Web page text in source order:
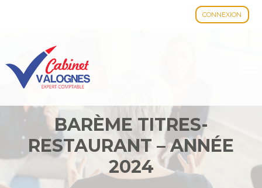
CONNEXION
Aller
contenu
BARÈME TITRES-
RESTAURANT – ANNÉE
2024